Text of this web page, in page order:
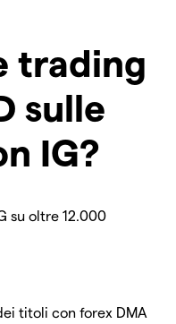
trading
sulle
IG?
su oltre 12.000
titoli con forex DMA